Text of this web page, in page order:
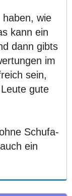
wie
kann ein
dann gibts
im
sein,
gute
Schufa-
ein